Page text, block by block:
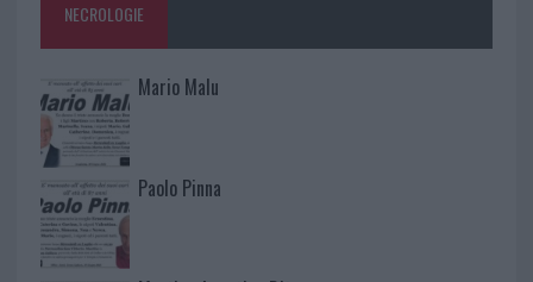
NECROLOGIE
Mario Malu
Paolo Pinna